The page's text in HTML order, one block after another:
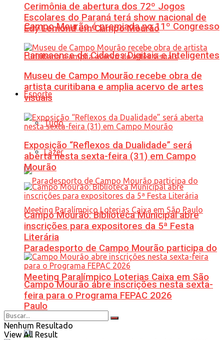
Campo Mourão é premiada no 11º Congresso
Paranaense de Cidades Digitais e Inteligentes
Esporte
Tudo
Lazer
Paradesporto de Campo Mourão participa do
Meeting Paralímpico Loterias Caixa em São
Paulo
Cerimônia de abertura dos 72º Jogos
Escolares do Paraná terá show nacional de
Edy Lemond em Campo Mourão
Museu de Campo Mourão recebe obra de
artista curitibana e amplia acervo de artes
visuais
Exposição “Reflexos da Dualidade” será
aberta nesta sexta-feira (31) em Campo
Mourão
Campo Mourão: Biblioteca Municipal abre
inscrições para expositores da 5ª Festa
Literária
Campo Mourão abre inscrições nesta sexta-
feira para o Programa FEPAC 2026
Nenhum Resultado
View All Result